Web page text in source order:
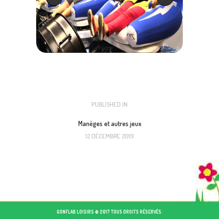
NAVIGATION
PUBLISHED IN
Manèges et autres jeux
12 DÉCEMBRE 2019
GONFLAB LOISIRS © 2017 TOUS DROITS RÉSERVÉS.